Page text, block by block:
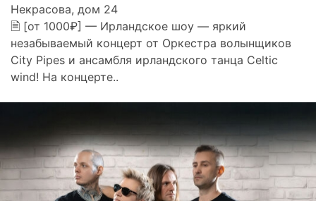
Некрасова, дом 24
🗎 [от 1000₽] — Ирландское шоу — яркий
незабываемый концерт от Оркестра волынщиков
City Pipes и ансамбля ирландского танца Celtic
wind! На концерте..